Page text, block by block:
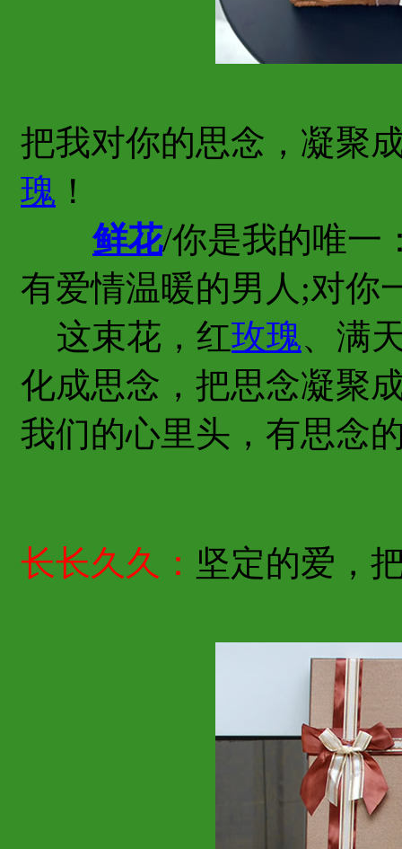
把我对你的思念，凝聚
瑰 ！
鲜花/你是我的唯一
有爱情温暖的男人;对你
这束花，红玫瑰、满
化成思念，把思念凝聚
我们的心里头，有思念
长长久久： 坚定的爱，